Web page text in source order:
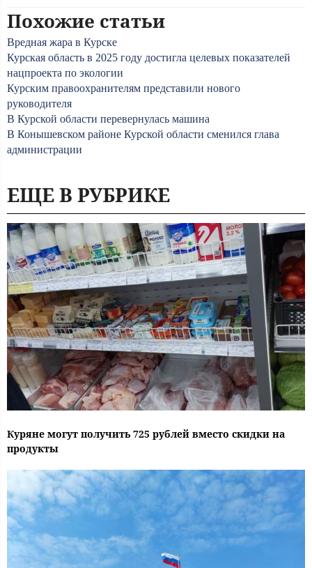
Похожие статьи
Вредная жара в Курске
Курская область в 2025 году достигла целевых показателей
нацпроекта по экологии
Курским правоохранителям представили нового
руководителя
В Курской области перевернулась машина
В Конышевском районе Курской области сменился глава
администрации
ЕЩЕ В РУБРИКЕ
Куряне могут получить 725 рублей вместо скидки на
продукты